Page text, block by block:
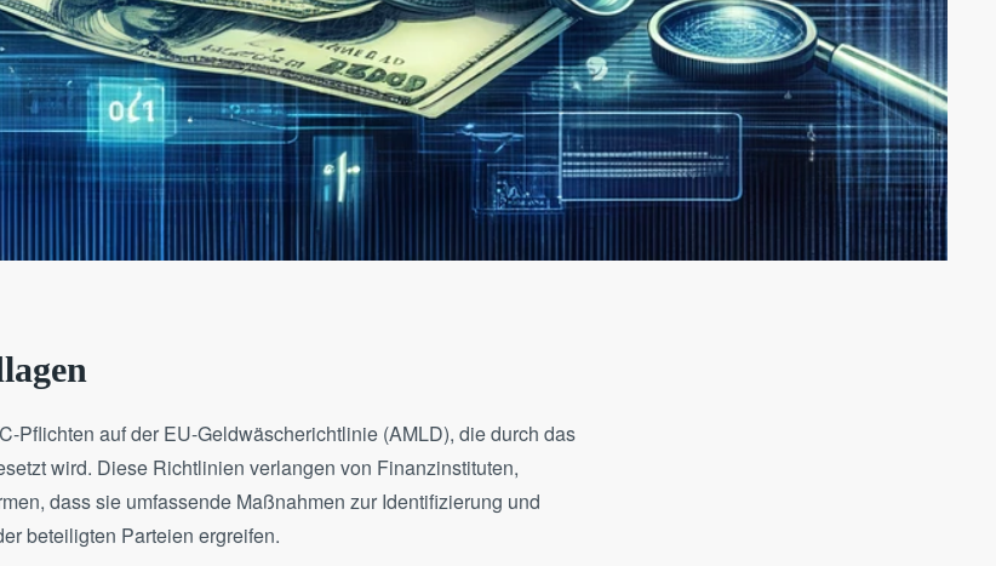
Pflichten auf der EU-Geldwäscherichtlinie (AMLD), die durch das
wird. Diese Richtlinien verlangen von Finanzinstituten,
dass sie umfassende Maßnahmen zur Identifizierung und
beteiligten Parteien ergreifen.